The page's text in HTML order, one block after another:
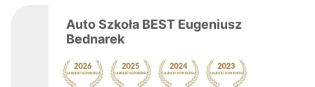
Auto Szkoła BEST Eugeniusz
Bednarek